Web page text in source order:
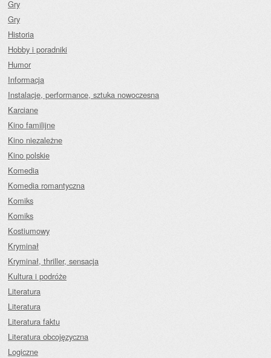
Gry
Gry
Historia
Hobby i poradniki
Humor
Informacja
Instalacje, performance, sztuka nowoczesna
Karciane
Kino familijne
Kino niezależne
Kino polskie
Komedia
Komedia romantyczna
Komiks
Komiks
Kostiumowy
Kryminał
Kryminał, thriller, sensacja
Kultura i podróże
Literatura
Literatura
Literatura faktu
Literatura obcojęzyczna
Logiczne